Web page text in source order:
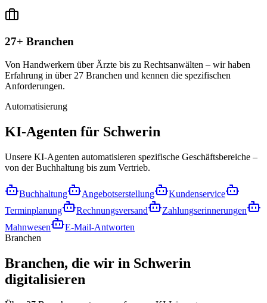
27+ Branchen
Von Handwerkern über Ärzte bis zu Rechtsanwälten – wir haben
Erfahrung in über 27 Branchen und kennen die spezifischen
Anforderungen.
Automatisierung
KI-Agenten für Schwerin
Unsere KI-Agenten automatisieren spezifische Geschäftsbereiche –
von der Buchhaltung bis zum Vertrieb.
Buchhaltung Angebotserstellung
Kundenservice
Terminplanung
Rechnungsversand
Zahlungserinnerungen
Mahnwesen
E-Mail-Antworten
Branchen
Branchen, die wir in Schwerin
digitalisieren